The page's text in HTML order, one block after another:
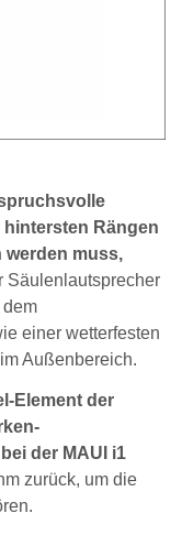
hintersten Rängen
werden muss,
Säulenlautsprecher
dem
einer wetterfesten
Außenbereich.
Element der
der MAUI i1
zurück, um die